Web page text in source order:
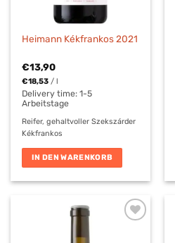
Heimann Kékfrankos 2021
€13,90
€18,53 /l
Delivery time:1-5
Arbeitstage
Reifer, gehaltvoller Szekszárder
Kékfrankos
IN DEN WARENKORB